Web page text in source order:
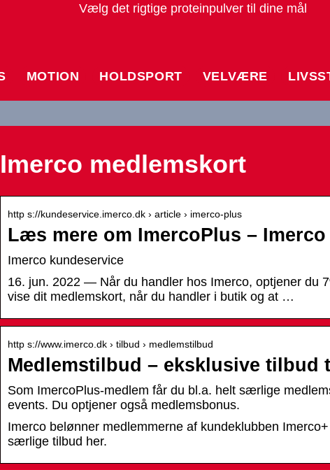
Vælg det rigtige proteinpulver til dine mål
MOTION HOLDSPORT VELVÆRE
Imerco medlemskort
http s://kundeservice.imerco.dk › article › imerco-plus
Læs mere om ImercoPlus –
Imerco kundeservice
16. jun. 2022 — Når du handler hos Imerco, optjener du
vise dit medlemskort, når du handler i butik og at …
http s://www.imerco.dk › tilbud › medlemstilbud
Medlemstilbud – eksklusive tilbud
Som ImercoPlus-medlem får du bl.a. helt særlige
events. Du optjener også medlemsbonus.
Imerco belønner medlemmerne af kundeklubben
særlige tilbud her.